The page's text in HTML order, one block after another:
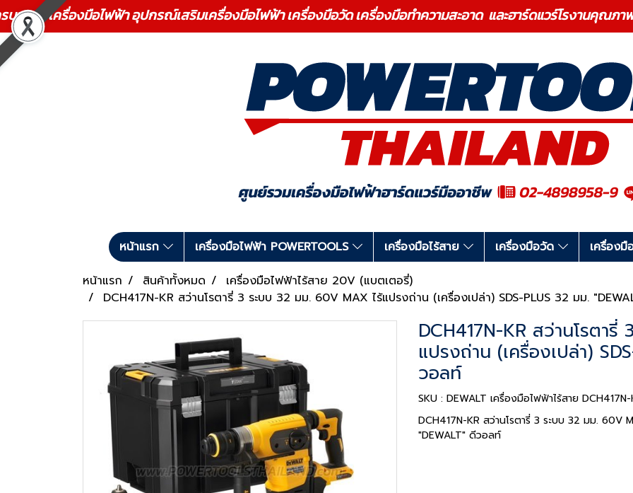
บวงจร เครื่องมือไฟฟ้า อุปกรณ์เสริมเครื่องมือไฟฟ้า เครื่องมือวัด เครื่องมือทำความสะอาด และฮาร์ดแวร์โรงานคุณภ
หน้าแรก เครื่องมือไฟฟ้า POWERTOOLS เครื่องมือไร้สาย เครื่องมือวัด
เครื่อง
หน้าแรก
สินค้าทั้งหมด
เครื่องมือไฟฟ้าไร้สาย 20V (แบตเตอรี่)
DCH417N-KR สว่านโรตารี่ 3 ระบบ 32 มม. 60V MAX ไร้แปรงถ่าน (เครื่องเปล่า) SDS-PLUS 32 มม.
DCH417N-KR สว่านโรตา
แปรงถ่าน (เครื่องเปล่า)
วอลท์
SKU : DEWALT เครื่องมือไฟฟ้าไร้สาย DCH417N-
DCH417N-KR สว่านโรตารี่ 3 ระบบ 32 มม. 60V
"DEWALT" ดีวอลท์